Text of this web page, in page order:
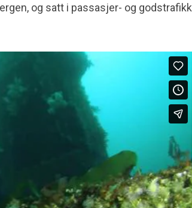
og satt i passasjer- og godstrafikk